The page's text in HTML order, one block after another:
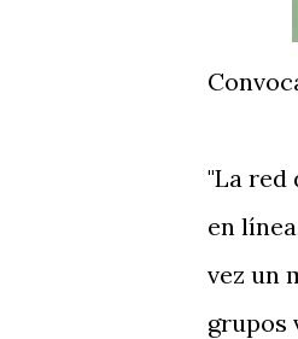
"La red
en
vez un
grupos